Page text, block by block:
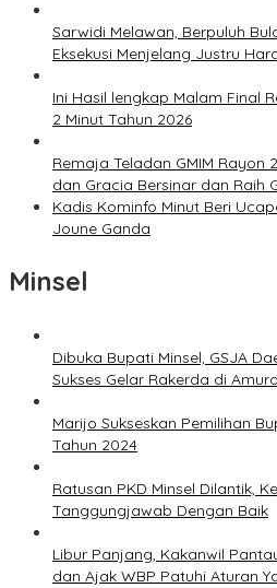
Sarwidi Melawan, Berpuluh
Eksekusi Menjelang Justru
Ini Hasil lengkap Malam Final
2 Minut Tahun 2026
Remaja Teladan GMIM Rayon
dan Gracia Bersinar dan Raih
Kadis Kominfo Minut Beri
Joune Ganda
Minsel
Dibuka Bupati Minsel, GSJA
Sukses Gelar Rakerda di
Marijo Sukseskan Pemilihan
Tahun 2024
Ratusan PKD Minsel Dilantik,
Tanggungjawab Dengan Baik
Libur Panjang, Kakanwil
dan Ajak WBP Patuhi Aturan